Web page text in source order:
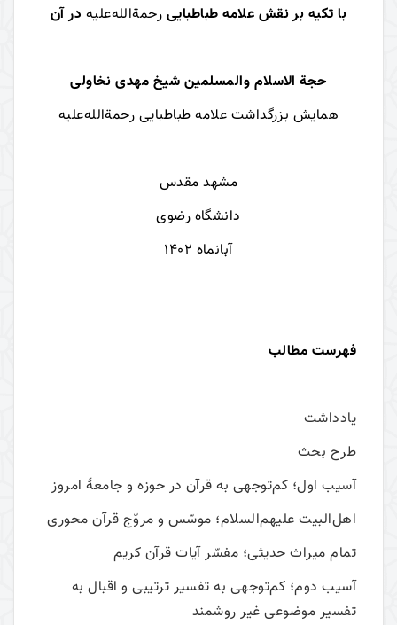
با تکیه بر نقش علامه طباطبایی رحمة‌الله‌علیه در آن
حجة الاسلام والمسلمین شیخ مهدی نخاولی
همایش بزرگداشت علامه طباطبایی رحمة‌الله‌علیه
مشهد مقدس
دانشگاه رضوی
آبانماه 1402
فهرست مطالب
یادداشت
طرح بحث
آسیب اول؛ کم‌توجهی به قرآن در حوزه و جامعۀ امروز
اهل‌البیت علیهم‌السلام؛ موسّس و مروّج قرآن محوری
تمام میراث حدیثی؛ مفسّر آیات قرآن کریم‌
آسیب دوم؛ کم‌توجهی به تفسیر ترتیبی و اقبال به
تفسیر موضوعی غیر روشمند